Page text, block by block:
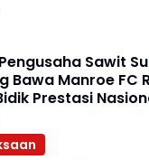
Sawit
Bawa Manroe FC
Prestasi